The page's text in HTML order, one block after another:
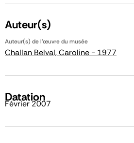
Auteur(s)
Auteur(s) de l'œuvre du musée
Challan Belval, Caroline - 1977
Datation
Février 2007